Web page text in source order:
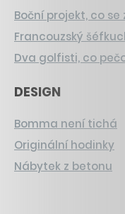
Boční projekt, co se
Francouzský
Dva golfisti, co
DESIGN
Bomma není tichá
Originální hodinky
Nábytek z betonu